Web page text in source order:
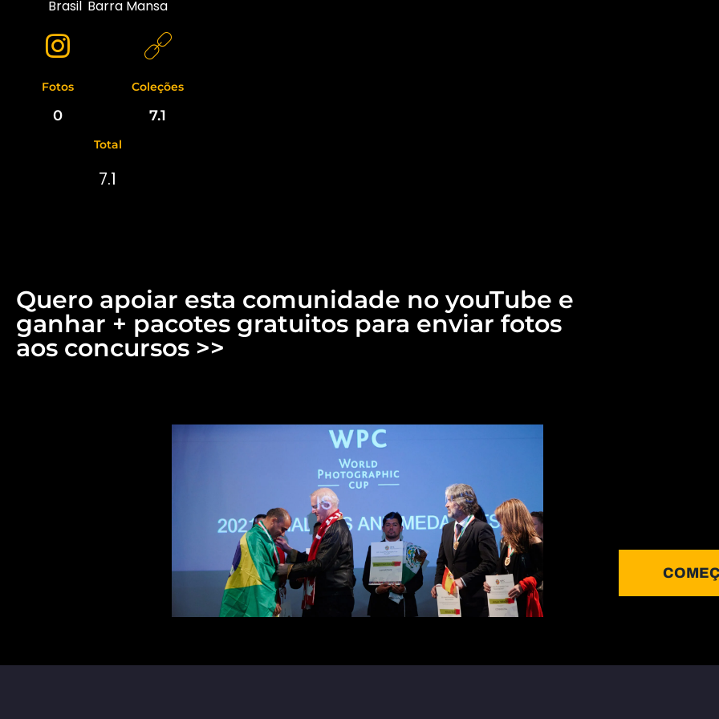
Brasil, Barra Mansa
Fotos Coleções
0 7.1
Total
7.1
Quero apoiar esta comunidade no youTube e
ganhar + pacotes gratuitos para enviar fotos
aos concursos >>